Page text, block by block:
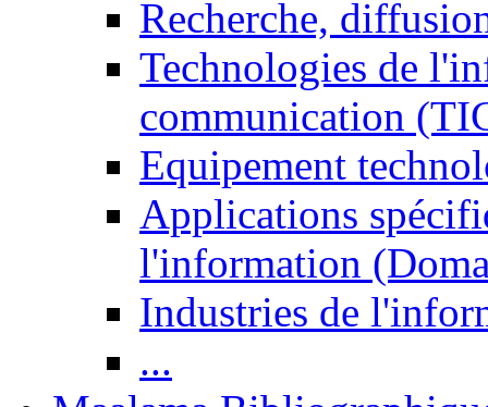
Recherche,
Technologies de
communication
Equipement
Applications
l'information
Industries de
...